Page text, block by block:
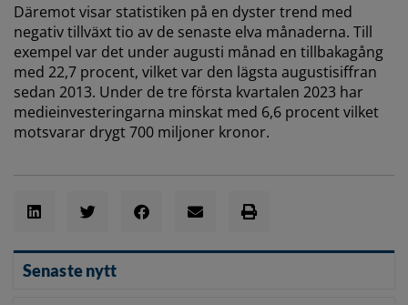
Däremot visar statistiken på en dyster trend med
negativ tillväxt tio av de senaste elva månaderna. Till
exempel var det under augusti månad en tillbakagång
med 22,7 procent, vilket var den lägsta augustisiffran
sedan 2013. Under de tre första kvartalen 2023 har
medieinvesteringarna minskat med 6,6 procent vilket
motsvarar drygt 700 miljoner kronor.
Senaste nytt